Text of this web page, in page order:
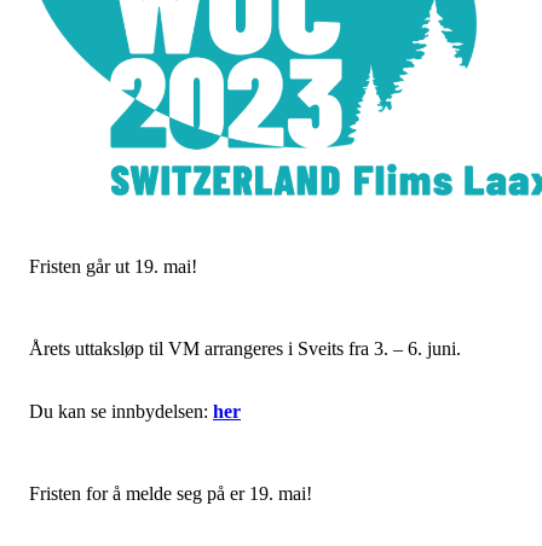
Fristen går ut 19. mai!
Årets uttaksløp til VM arrangeres i Sveits fra 3. – 6. juni.
Du kan se innbydelsen: her
Fristen for å melde seg på er 19. mai!